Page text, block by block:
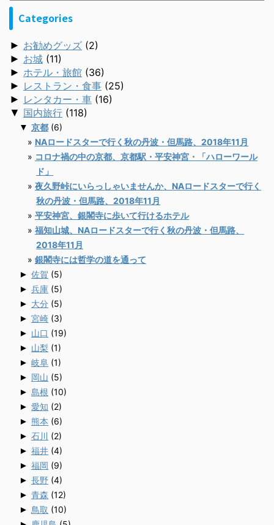
Categories
► お勧めグッズ (2)
► お城 (11)
► ホテル・旅館 (36)
► レストラン・食事 (25)
► レンタカー・車 (16)
▼ 国内旅行 (118)
▼ 京都 (6)
NAロードスターで行く秋の丹波・但馬路、2018年11月
コロナ禍の中の京都、京都駅・平安神宮・「ハローワール
ド」
夜久野峠にいらっしゃいませんか、NAロードスターで行く
秋の丹波・但馬路、2018年11月
平安神宮、銀閣寺に歩いて行けるホテル
福知山城、NAロードスターで行く秋の丹波・但馬路、
2018年11月
銀閣寺には哲学の道を通って
► 佐賀 (5)
► 兵庫 (5)
► 大分 (5)
► 宮崎 (3)
► 山口 (19)
► 山梨 (1)
► 岐阜 (1)
► 岡山 (5)
► 島根 (10)
► 愛知 (2)
► 熊本 (6)
► 石川 (2)
► 福井 (4)
► 福岡 (9)
► 長野 (4)
► 青森 (12)
► 鳥取 (10)